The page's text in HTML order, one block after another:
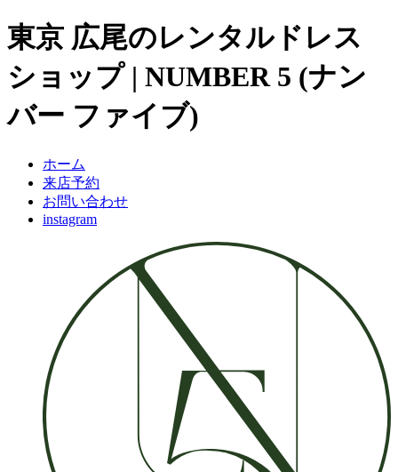
東京 広尾のレンタルドレス
ショップ | NUMBER 5 (ナン
バー ファイブ)
ホーム
来店予約
お問い合わせ
instagram